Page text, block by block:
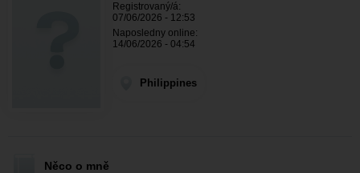
Registrovaný/á:
07/06/2026 - 12:53
Naposledny online:
14/06/2026 - 04:54
Philippines
Něco o mně